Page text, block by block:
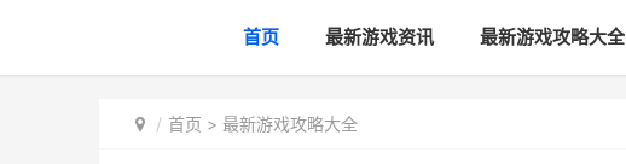
首页 最新游戏资讯 最新游戏攻略大全
首页 > 最新游戏攻略大全